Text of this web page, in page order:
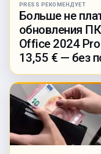
PRESS РЕКОМЕНДУЕТ
Больше не
обновления
Office 2024
13,55 € — без